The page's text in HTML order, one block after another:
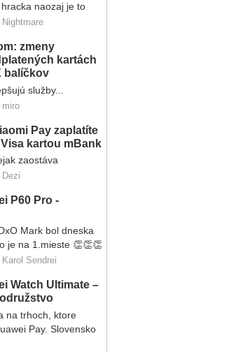
naozaj je to
Nightmare
zmeny
kartách
balíčkov
služby...
miro
Pay zaplatíte
kartou mBank
zaostáva
Dezi
P60 Pro -
Mark bol dneska
je na 1.mieste 👏👏👏
Karol Sendrei
Watch Ultimate –
na trhoch, ktore
Pay. Slovensko